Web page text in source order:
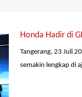
Honda Hadir di
Tangerang, 23 Juli
semakin lengkap di